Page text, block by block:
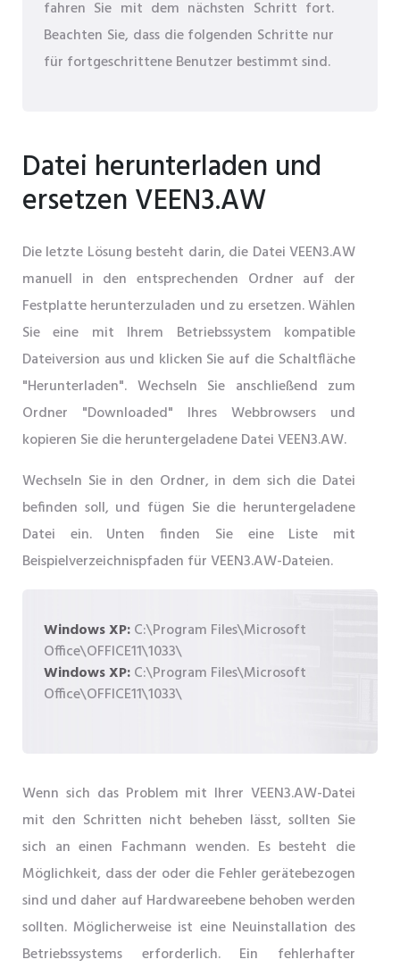
fahren Sie mit dem nächsten Schritt fort.
Beachten Sie, dass die folgenden Schritte nur
für fortgeschrittene Benutzer bestimmt sind.
Datei herunterladen und
ersetzen VEEN3.AW
Die letzte Lösung besteht darin, die Datei VEEN3.AW
manuell in den entsprechenden Ordner auf der
Festplatte herunterzuladen und zu ersetzen. Wählen
Sie eine mit Ihrem Betriebssystem kompatible
Dateiversion aus und klicken Sie auf die Schaltfläche
"Herunterladen". Wechseln Sie anschließend zum
Ordner "Downloaded" Ihres Webbrowsers und
kopieren Sie die heruntergeladene Datei VEEN3.AW.
Wechseln Sie in den Ordner, in dem sich die Datei
befinden soll, und fügen Sie die heruntergeladene
Datei ein. Unten finden Sie eine Liste mit
Beispielverzeichnispfaden für VEEN3.AW-Dateien.
Windows XP:C:\Program Files\Microsoft
Office\OFFICE11\1033\
Windows XP:C:\Program Files\Microsoft
Office\OFFICE11\1033\
Wenn sich das Problem mit Ihrer VEEN3.AW-Datei
mit den Schritten nicht beheben lässt, sollten Sie
sich an einen Fachmann wenden. Es besteht die
Möglichkeit, dass der oder die Fehler gerätebezogen
sind und daher auf Hardwareebene behoben werden
sollten. Möglicherweise ist eine Neuinstallation des
Betriebssystems erforderlich. Ein fehlerhafter